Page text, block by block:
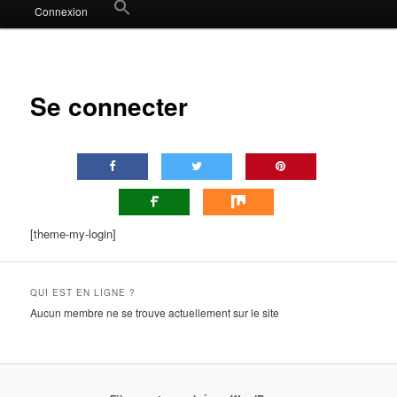
Connexion Search
Search Button
Se connecter
[theme-my-login]
QUI EST EN LIGNE ?
Aucun membre ne se trouve actuellement sur le site